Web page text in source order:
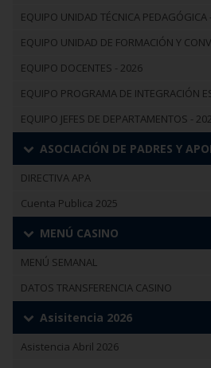
EQUIPO UNIDAD TÉCNICA PEDAGÓGICA
EQUIPO UNIDAD DE FORMACIÓN Y
EQUIPO DOCENTES - 2026
EQUIPO PROGRAMA DE INTEGRACIÓN
EQUIPO JEFES DE DEPARTAMENTOS -
ASOCIACIÓN DE PADRES Y
DIRECTIVA APA
Cuenta Publica 2025
MENÚ CASINO
MENÚ SEMANAL
DATOS TRANSFERENCIA CASINO
Asisitencia 2026
Asistencia Abril 2026